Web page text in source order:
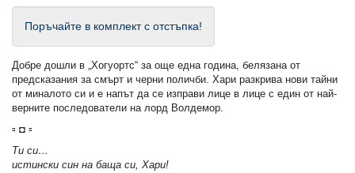
Поръчайте в комплект с отстъпка!
Добре дошли в „Хогуортс“ за още една година, белязана от
предсказания за смърт и черни поличби. Хари разкрива нови тайни
от миналото си и е напът да се изправи лице в лице с един от най-
верните последователи на лорд Волдемор.
▫ ◘ ▫
Ти си…
истински син на баща си, Хари!